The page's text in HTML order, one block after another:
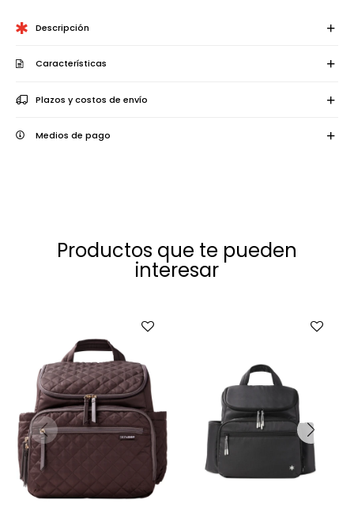
Descripción
Características
Plazos y costos de envío
Medios de pago
Productos que te pueden
interesar